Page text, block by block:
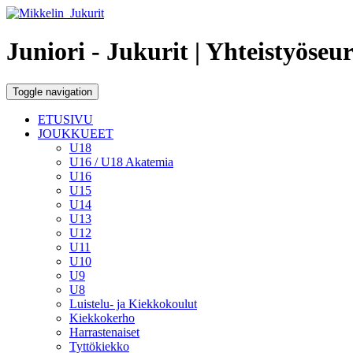
Juniori - Jukurit |
Toggle navigation
ETUSIVU
JOUKKUEET
U18
U16 / U18 Akatemia
U16
U15
U14
U13
U12
U11
U10
U9
U8
Luistelu- ja Kiekkokoulut
Kiekkokerho
Harrastenaiset
Tyttökiekko